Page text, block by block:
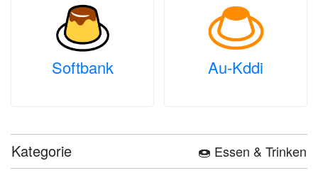
Softbank Au-Kddi
Kategorie 🍩 Essen & Trinken